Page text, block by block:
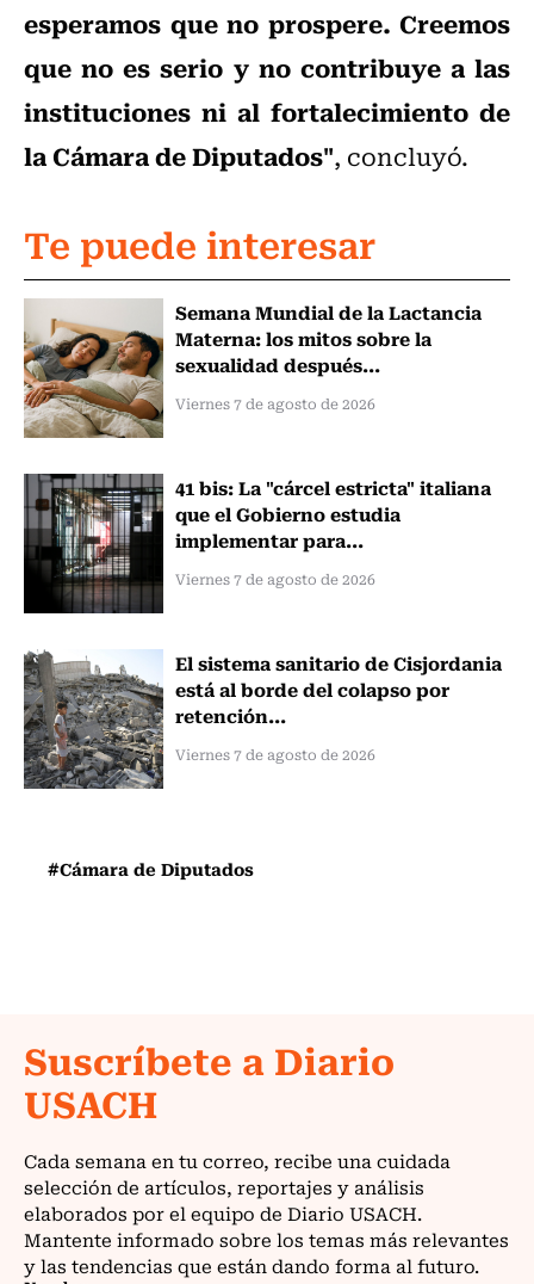
esperamos que no prospere. Creemos
que no es serio y no contribuye a las
instituciones ni al fortalecimiento de
la Cámara de Diputados", concluyó.
Te puede interesar
Semana Mundial de la Lactancia
Materna: los mitos sobre la
sexualidad después...
Viernes 7 de agosto de 2026
41 bis: La "cárcel estricta" italiana
que el Gobierno estudia
implementar para...
Viernes 7 de agosto de 2026
El sistema sanitario de Cisjordania
está al borde del colapso por
retención...
Viernes 7 de agosto de 2026
#Cámara de Diputados